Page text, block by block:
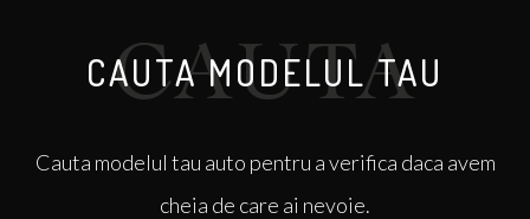
CAUTA MODELUL TAU
Cauta modelul tau auto pentru a verifica daca avem
cheia de care ai nevoie.